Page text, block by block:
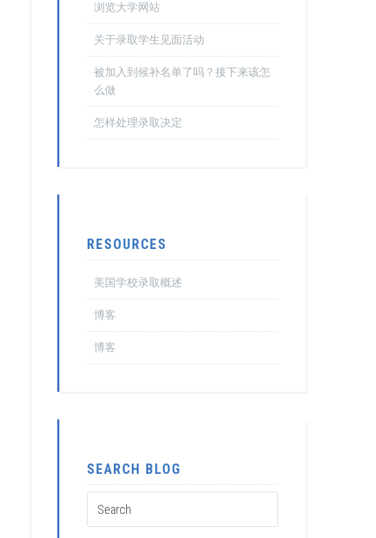
浏览大学网站
关于录取学生见面活动
被加入到候补名单了吗？接下来该怎
么做
怎样处理录取决定
RESOURCES
美国学校录取概述
博客
博客
SEARCH BLOG